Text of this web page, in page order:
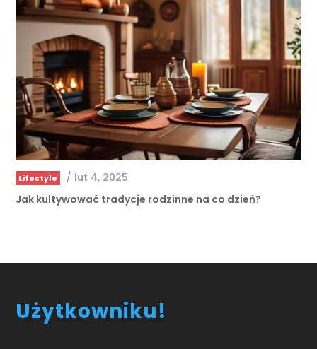
Lifestyle / lut 4, 2025
Jak kultywować tradycje rodzinne na co dzień?